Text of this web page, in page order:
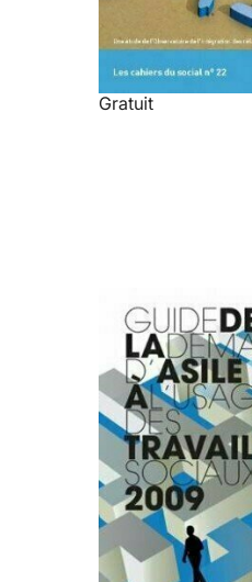
Gratuit